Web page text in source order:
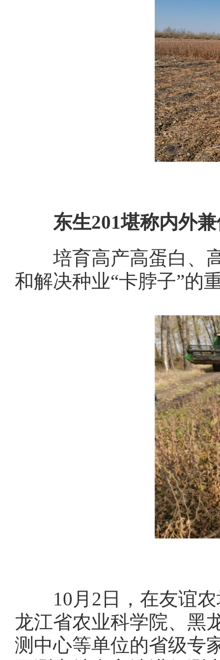
东生201堪称内外
培育高产高蛋白、高
和解决种业“卡脖子”的
10月2日，在友谊农
龙江省农业科学院、黑
测中心等单位的省级专